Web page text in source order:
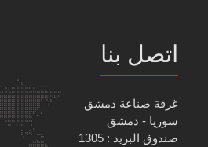
اتصل بنا
غرفة صناعة دمشق
سوريا - دمشق
صندوق البريد : 1305